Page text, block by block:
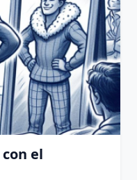
el